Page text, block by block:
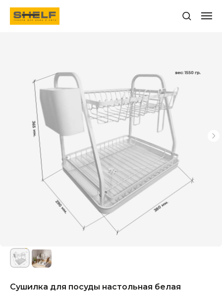
Сушилка для посуды настольная белая